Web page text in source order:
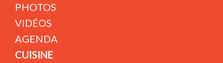
PHOTOS
VIDÉOS
AGENDA
CUISINE